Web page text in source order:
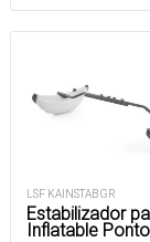
LSF KAINSTAB GR
Estabilizador
Inflatable